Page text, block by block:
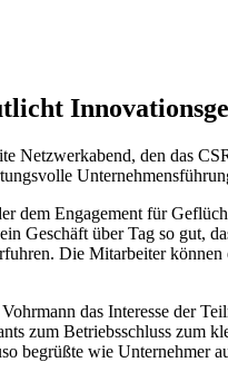
Netzwerkabend, den das
Engagement für
Geschäft über Tag so gut,
Die Mitarbeiter
das Interesse der
zum Betriebsschluss zum
begrüßte wie Unternehmer